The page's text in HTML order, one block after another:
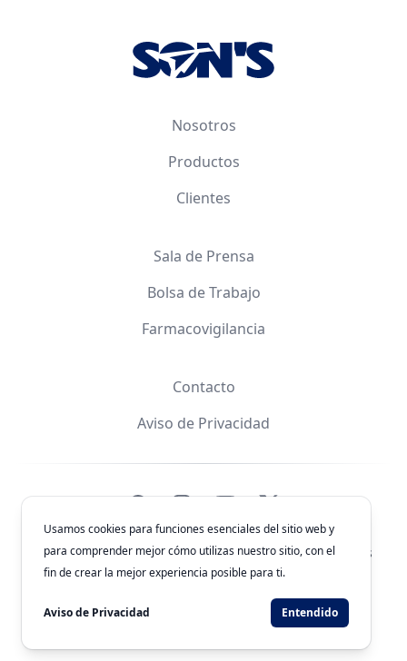
Nosotros
Productos
Clientes
Sala de Prensa
Bolsa de Trabajo
Farmacovigilancia
Contacto
Aviso de Privacidad
FacebookInstagramYouTube
X
© 2026Laboratorios Química Son's. Todos los derechos
reservados.
Clave de Autorización: 243300201B1902
Desarrollado por WEBNET Solutions
Usamos cookies para funciones esenciales del sitio web y
para comprender mejor cómo utilizas nuestro sitio, con el
fin de crear la mejor experiencia posible para ti.
Aviso de Privacidad Entendido